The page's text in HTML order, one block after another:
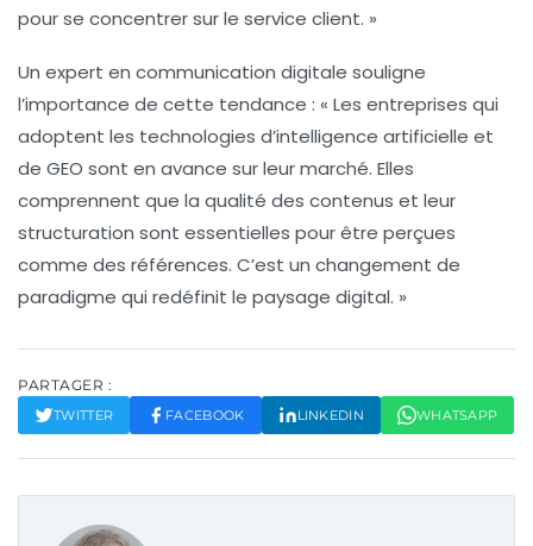
pour se concentrer sur le service client. »
Un expert en communication digitale souligne
l’importance de cette tendance : « Les entreprises qui
adoptent les technologies d’intelligence artificielle et
de GEO sont en avance sur leur marché. Elles
comprennent que la qualité des contenus et leur
structuration sont essentielles pour être perçues
comme des références. C’est un changement de
paradigme qui redéfinit le paysage digital. »
PARTAGER :
TWITTER FACEBOOK LINKEDIN WHATSAPP